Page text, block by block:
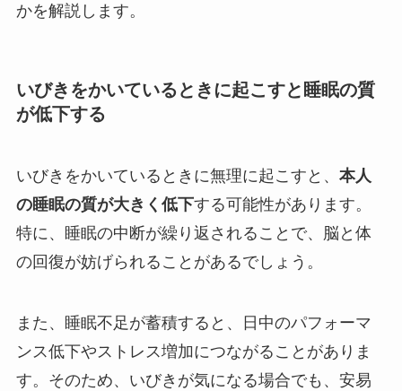
かを解説します。
いびきをかいているときに起こすと睡眠の質
が低下する
いびきをかいているときに無理に起こすと、 本人
の睡眠の質が大きく低下する可能性があります。
特に、睡眠の中断が繰り返されることで、脳と体
の回復が妨げられることがあるでしょう。
また、睡眠不足が蓄積すると、日中のパフォーマ
ンス低下やストレス増加につながることがありま
す。そのため、いびきが気になる場合でも、安易